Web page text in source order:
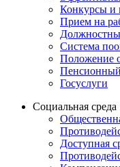
Конкурсы и
Прием на
Система
Положение
Госуслуги
Социальная среда
Доступная